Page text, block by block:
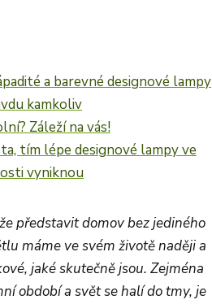
a barevné designové lampy
kamkoliv
Záleží na vás!
tím lépe designové lampy ve
vyniknou
představit domov bez jediného
máme ve svém životě naději a
jaké skutečně jsou. Zejména
období a svět se halí do tmy, je